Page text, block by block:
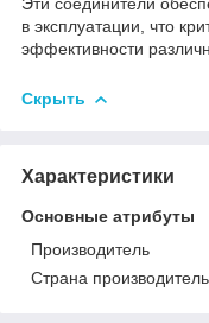
в эксплуатации, что
эффективности
Скрыть
Характеристики
Основные атрибуты
Производитель
Страна производитель